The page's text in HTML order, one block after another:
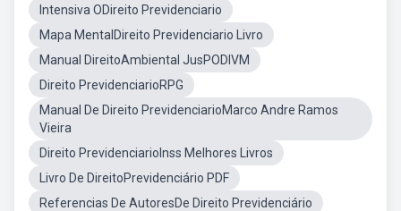
Intensiva ODireito Previdenciario
Mapa MentalDireito Previdenciario Livro
Manual DireitoAmbiental JusPODIVM
Direito PrevidenciarioRPG
Manual De Direito PrevidenciarioMarco Andre Ramos
Vieira
Direito PrevidenciarioInss Melhores Livros
Livro De DireitoPrevidenciário PDF
Referencias De AutoresDe Direito Previdenciário